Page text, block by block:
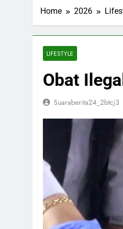
Home 2026
LIFESTYLE
Obat
Suaraberita24_2btcj3